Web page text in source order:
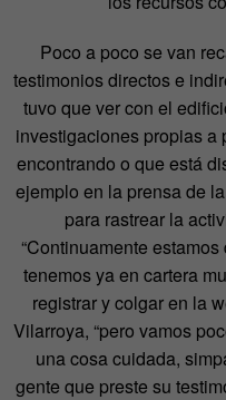
Poco a poco se van
testimonios directos e
tuvo que ver con el
investigaciones propias a
encontrando o que está
ejemplo en la prensa de
para rastrear la
“Continuamente
tenemos ya en cartera
registrar y colgar en la
Vilarroya, “pero vamos
una cosa cuidada,
gente que preste su